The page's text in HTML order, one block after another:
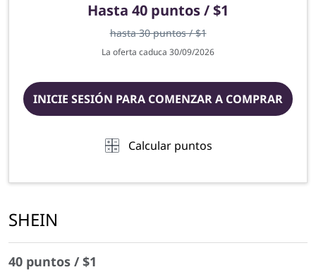
Hasta 40 puntos / $1
hasta30 puntos / $1
La oferta caduca 30/09/2026
INICIE SESIÓN PARA COMENZAR A COMPRAR
Calcular puntos
SHEIN
40 puntos / $1